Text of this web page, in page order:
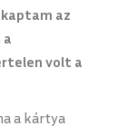
az
volt a
a kártya